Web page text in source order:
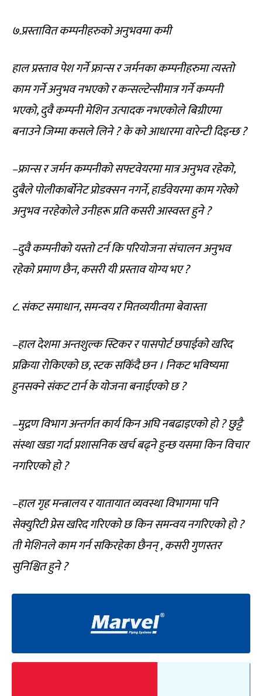
७.प्रस्तावित कम्पनीहरुको अनुभवमा कमी
हाल प्रस्ताव पेश गर्ने फ्रान्स र जर्मनका कम्पनीहरुमा त्यस्तो
काम गर्ने अनुभव नभएको र कन्सल्टेन्सीमात्र गर्ने कम्पनी
भएको, दुवै कम्पनी मेशिन उत्पादक नभएकोले बिग्रीएमा
बनाउने जिम्मा कसले लिने ? के को आधारमा वारेन्टी दिइन्छ ?
–फ्रान्स र जर्मन कम्पनीको सफ्टवेयरमा मात्र अनुभव रहेको,
दुबैले पोलीकार्बोनेट प्रोडक्सन नगर्ने, हार्डवेयरमा काम गरेको
अनुभव नरहेकोले उनीहरू प्रति कसरी आस्वस्त हुने ?
–दुवै कम्पनीको यस्तो टर्न कि परियोजना संचालन अनुभव
रहेको प्रमाण छैन, कसरी यी प्रस्ताव योग्य भए ?
८. संकट समाधान, समन्वय र मितव्ययीतमा बेवास्ता
–हाल देशमा अन्तशुल्क स्टिकर र पासपोर्ट छपाईको खरिद
प्रक्रिया रोकिएको छ, स्टक सकिँदै छन । निकट भविष्यमा
हुनसक्ने संकट टार्न के योजना बनाईएको छ ?
–मुद्रण विभाग अन्तर्गत कार्य किन अघि नबढाइएको हो ? छुट्टै
संस्था खडा गर्दा प्रशासनिक खर्च बढ्ने हुन्छ यसमा किन विचार
नगरिएको हो ?
–हाल गृह मन्त्रालय र यातायात व्यवस्था विभागमा पनि
सेक्युरिटी प्रेस खरिद गरिएको छ किन समन्वय नगरिएको हो ?
ती मेशिनले काम गर्न सकिरहेका छैनन् , कसरी गुणस्तर
सुनिश्चित हुने ?